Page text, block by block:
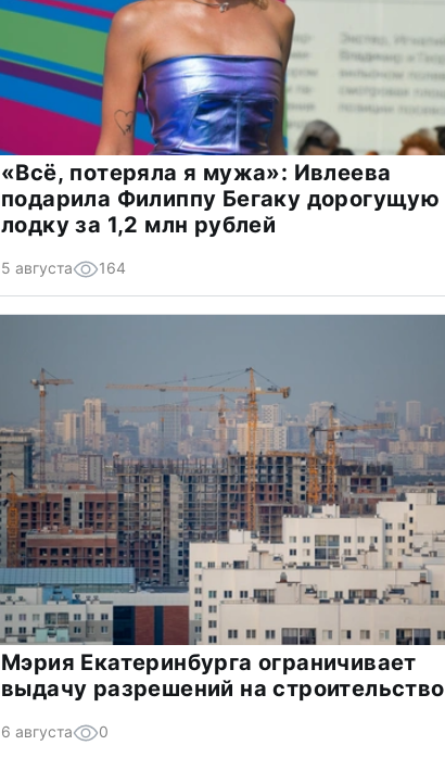
«Всё, потеряла я мужа»: Ивлеева
подарила Филиппу Бегаку дорогущую
лодку за 1,2 млн рублей
5 августа 164
Мэрия Екатеринбурга ограничивает
выдачу разрешений на строительство
6 августа 0